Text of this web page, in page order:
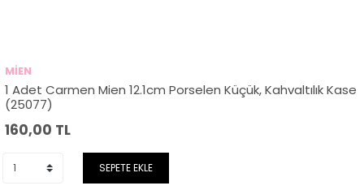
MİEN
1 Adet Carmen Mien 12.1cm Porselen Küçük, Kahvaltılık Kase
(25077)
160,00 TL
SEPETE EKLE